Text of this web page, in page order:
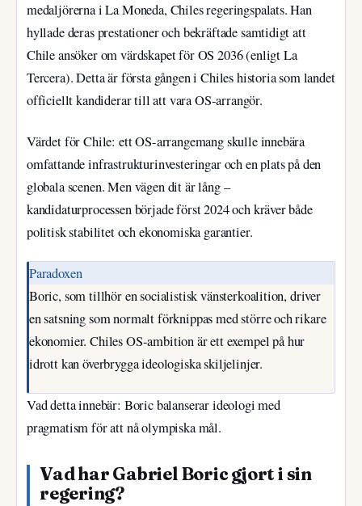
medaljörerna i La Moneda, Chiles regeringspalats. Han
hyllade deras prestationer och bekräftade samtidigt att
Chile ansöker om värdskapet för OS 2036 (enligt La
Tercera). Detta är första gången i Chiles historia som landet
officiellt kandiderar till att vara OS-arrangör.
Värdet för Chile: ett OS-arrangemang skulle innebära
omfattande infrastrukturinvesteringar och en plats på den
globala scenen. Men vägen dit är lång –
kandidaturprocessen började först 2024 och kräver både
politisk stabilitet och ekonomiska garantier.
Paradoxen
Boric, som tillhör en socialistisk vänsterkoalition, driver
en satsning som normalt förknippas med större och rikare
ekonomier. Chiles OS-ambition är ett exempel på hur
idrott kan överbrygga ideologiska skiljelinjer.
Vad detta innebär: Boric balanserar ideologi med
pragmatism för att nå olympiska mål.
Vad har Gabriel Boric gjort i sin
regering?